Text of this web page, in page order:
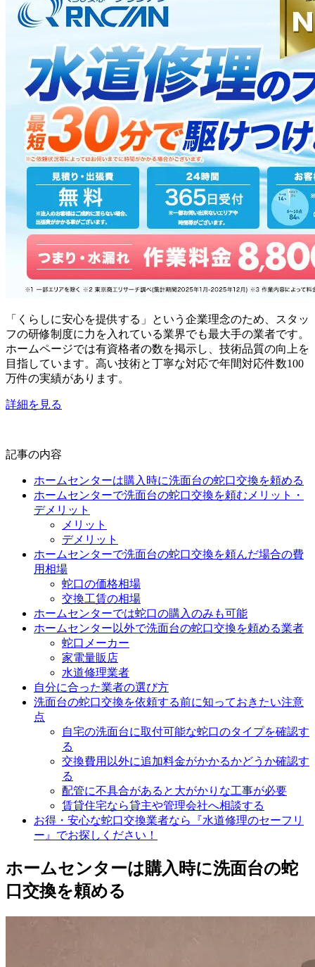
「くらしに安心を提供する」という企業理念のため、スタッ
フの研修制度に力を入れている業界でも最大手の業者です。
ホームページでは有資格者の数を掲示し、技術品質の向上を
目指しています。高い技術と丁寧な対応で年間対応件数100
万件の実績があります。
詳細を見る
記事の内容
ホームセンターは購入時に洗面台の蛇口交換を頼める
ホームセンターで洗面台の蛇口交換を頼むメリット・
デメリット
メリット
デメリット
ホームセンターで洗面台の蛇口交換を頼んだ場合の費
用相場
蛇口の価格相場
交換工賃の相場
ホームセンターでは蛇口の購入のみも可能
ホームセンター以外で洗面台の蛇口交換を頼める業者
蛇口メーカー
家電量販店
水道修理業者
自分に合った業者の選び方
洗面台の蛇口交換を依頼する前に知っておきたい注意
点
自宅の洗面台に取付可能な蛇口のタイプを確認す
る
交換費用以外に追加料金がかかるかどうか確認す
る
配管に不具合があると大がかりな工事が必要
賃貸住宅なら貸主や管理会社へ相談する
お得・安心な蛇口交換業者なら『水道修理のセーフリ
ー』でお探しください！
ホームセンターは購入時に洗面台の蛇
口交換を頼める